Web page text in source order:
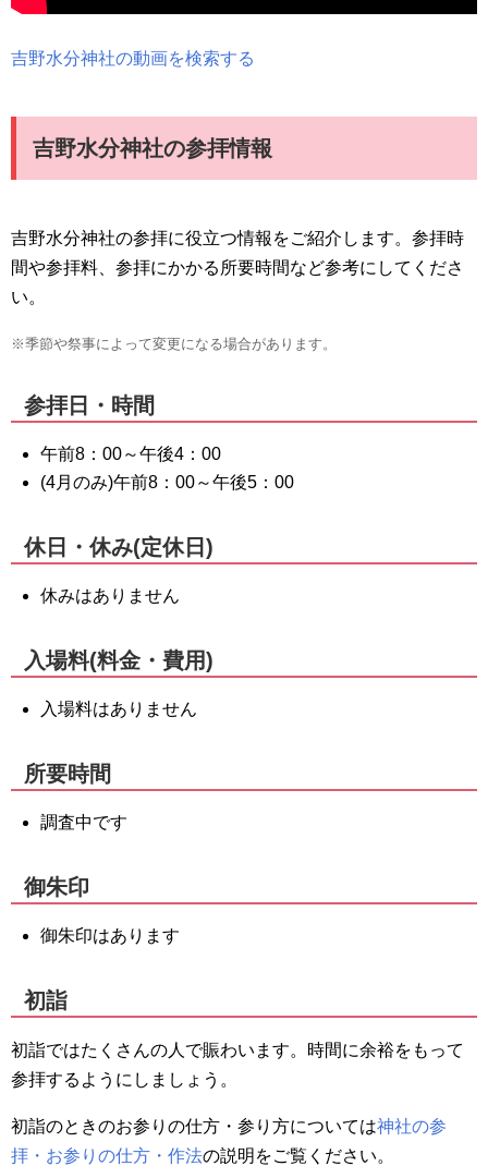
吉野水分神社の動画を検索する
吉野水分神社の参拝情報
吉野水分神社の参拝に役立つ情報をご紹介します。参拝時
間や参拝料、参拝にかかる所要時間など参考にしてくださ
い。
※季節や祭事によって変更になる場合があります。
参拝日・時間
午前8：00～午後4：00
(4月のみ)午前8：00～午後5：00
休日・休み(定休日)
休みはありません
入場料(料金・費用)
入場料はありません
所要時間
調査中です
御朱印
御朱印はあります
初詣
初詣ではたくさんの人で賑わいます。時間に余裕をもって
参拝するようにしましょう。
初詣のときのお参りの仕方・参り方については神社の参
拝・お参りの仕方・作法の説明をご覧ください。